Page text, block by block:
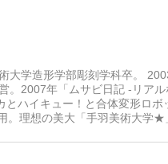
大学造形学部彫刻学科卒。
。2007年「ムサビ日記 -リア
とハイキュー！と合体変形ロ
。理想の美大「手羽美術大学★